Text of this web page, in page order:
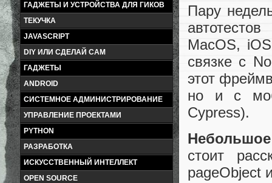
ГАДЖЕТЫ И УСТРОЙСТВА ДЛЯ ГИКОВ
ТЕКУЧКА
JAVASCRIPT
DIY ИЛИ СДЕЛАЙ САМ
ГАДЖЕТЫ
ANDROID
СИСТЕМНОЕ АДМИНИСТРИРОВАНИЕ
УПРАВЛЕНИЕ ПРОЕКТАМИ
PYTHON
РАЗРАБОТКА
ИСКУССТВЕННЫЙ ИНТЕЛЛЕКТ
OPEN SOURCE
Пару
MacOS,
связке с
этот
но и с
Cypress).
стоит
pageObject